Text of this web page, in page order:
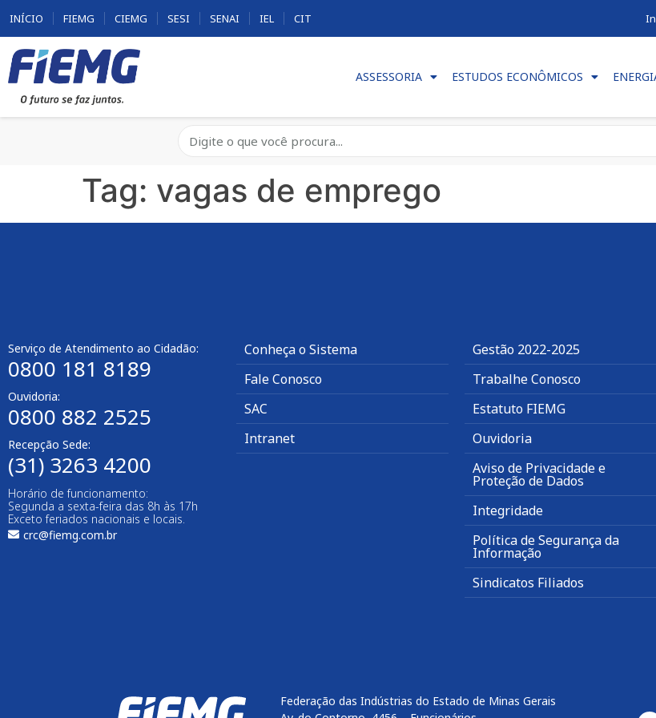
INÍCIO FIEMG CIEMG SESI SENAI IEL CIT
ASSESSORIA ESTUDOS ECONÔMICOS
Tag: vagas de emprego
Serviço de Atendimento ao Cidadão:
0800 181 8189
Ouvidoria:
0800 882 2525
Recepção Sede:
(31) 3263 4200
Horário de funcionamento:
Segunda a sexta-feira das 8h às 17h
Exceto feriados nacionais e locais.
crc@fiemg.com.br
Conheça o Sistema
Fale Conosco
SAC
Intranet
Gestão 2022-2025
Trabalhe Conosco
Estatuto FIEMG
Ouvidoria
Aviso de Privacidade e
Proteção de Dados
Integridade
Política de Segurança da
Informação
Sindicatos Filiados
Federação das Indústrias do Estado de Minas Gerais